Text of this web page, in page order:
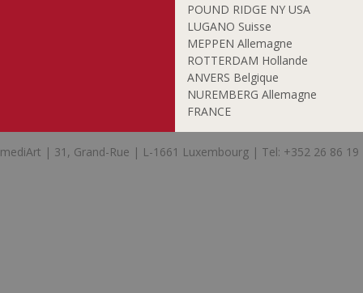
POUND RIDGE NY USA
LUGANO Suisse
MEPPEN Allemagne
ROTTERDAM Hollande
ANVERS Belgique
NUREMBERG Allemagne
FRANCE
mediArt | 31, Grand-Rue | L-1661 Luxembourg | Tel: +352 26 86